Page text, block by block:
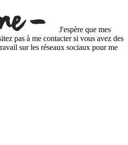
J'espère que mes
pas à me contacter si vous avez des
sur les réseaux sociaux pour me